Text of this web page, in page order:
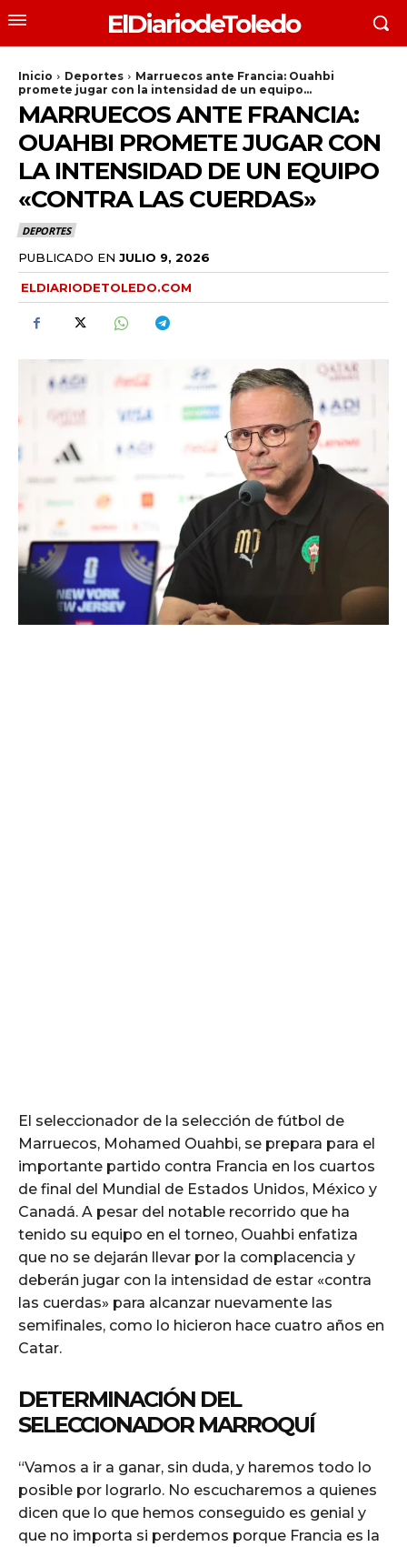
ElDiariodeToledo
Inicio Deportes
Marruecos ante Francia: Ouahbi
promete jugar con la intensidad de un equipo...
MARRUECOS ANTE FRANCIA:
OUAHBI PROMETE JUGAR CON
LA INTENSIDAD DE UN EQUIPO
«CONTRA LAS CUERDAS»
DEPORTES
PUBLICADO EN JULIO 9, 2026
ELDIARIODETOLEDO.COM
El seleccionador de la selección de fútbol de
Marruecos, Mohamed Ouahbi, se prepara para el
importante partido contra Francia en los cuartos
de final del Mundial de Estados Unidos, México y
Canadá. A pesar del notable recorrido que ha
tenido su equipo en el torneo, Ouahbi enfatiza
que no se dejarán llevar por la complacencia y
deberán jugar con la intensidad de estar «contra
las cuerdas» para alcanzar nuevamente las
semifinales, como lo hicieron hace cuatro años en
Catar.
DETERMINACIÓN DEL
SELECCIONADOR MARROQUÍ
“Vamos a ir a ganar, sin duda, y haremos todo lo
posible por lograrlo. No escucharemos a quienes
dicen que lo que hemos conseguido es genial y
que no importa si perdemos porque Francia es la